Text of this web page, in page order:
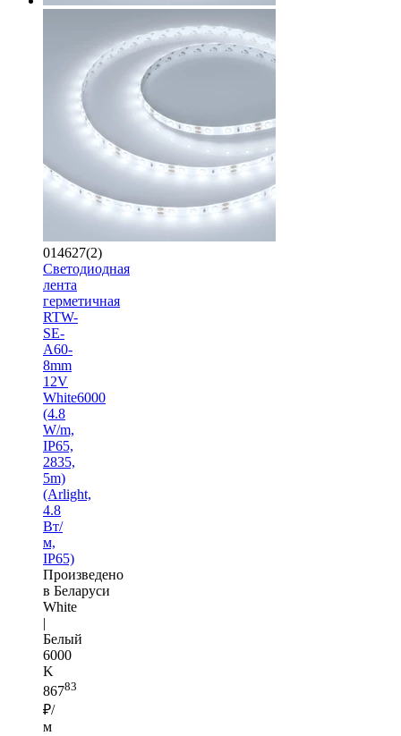
014627(2)
Светодиодная
лента
герметичная
RTW-
SE-
A60-
8mm
12V
White6000
(4.8
W/m,
IP65,
2835,
5m)
(Arlight,
4.8
Вт/
м,
IP65)
Произведено
в Беларуси
White
|
Белый
6000
K
86783
₽/
м